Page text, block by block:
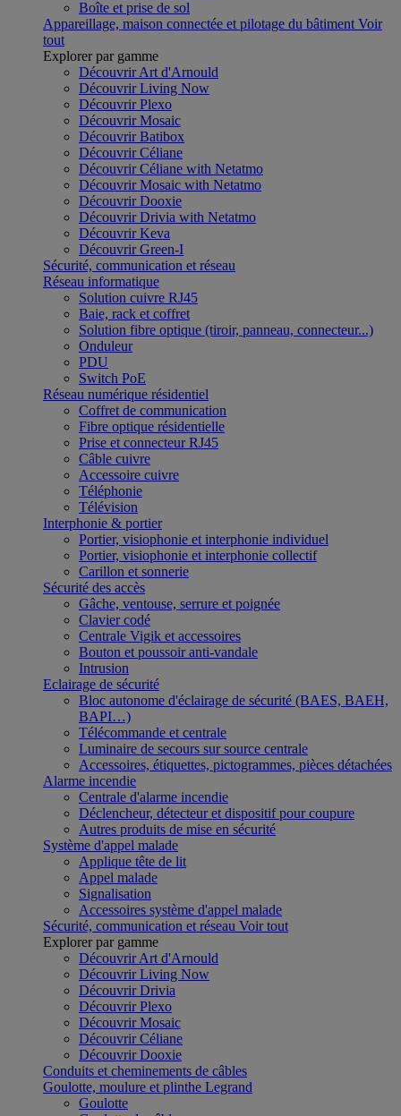
Boîte et prise de sol
Appareillage, maison connectée et pilotage du bâtiment Voir
tout
Explorer par gamme
Découvrir Art d'Arnould
Découvrir Living Now
Découvrir Plexo
Découvrir Mosaic
Découvrir Batibox
Découvrir Céliane
Découvrir Céliane with Netatmo
Découvrir Mosaic with Netatmo
Découvrir Dooxie
Découvrir Drivia with Netatmo
Découvrir Keva
Découvrir Green-I
Sécurité, communication et réseau
Réseau informatique
Solution cuivre RJ45
Baie, rack et coffret
Solution fibre optique (tiroir, panneau, connecteur...)
Onduleur
PDU
Switch PoE
Réseau numérique résidentiel
Coffret de communication
Fibre optique résidentielle
Prise et connecteur RJ45
Câble cuivre
Accessoire cuivre
Téléphonie
Télévision
Interphonie & portier
Portier, visiophonie et interphonie individuel
Portier, visiophonie et interphonie collectif
Carillon et sonnerie
Sécurité des accès
Gâche, ventouse, serrure et poignée
Clavier codé
Centrale Vigik et accessoires
Bouton et poussoir anti-vandale
Intrusion
Eclairage de sécurité
Bloc autonome d'éclairage de sécurité (BAES, BAEH,
BAPI…)
Télécommande et centrale
Luminaire de secours sur source centrale
Accessoires, étiquettes, pictogrammes, pièces détachées
Alarme incendie
Centrale d'alarme incendie
Déclencheur, détecteur et dispositif pour coupure
Autres produits de mise en sécurité
Système d'appel malade
Applique tête de lit
Appel malade
Signalisation
Accessoires système d'appel malade
Sécurité, communication et réseau Voir tout
Explorer par gamme
Découvrir Art d'Arnould
Découvrir Living Now
Découvrir Drivia
Découvrir Plexo
Découvrir Mosaic
Découvrir Céliane
Découvrir Dooxie
Conduits et cheminements de câbles
Goulotte, moulure et plinthe Legrand
Goulotte